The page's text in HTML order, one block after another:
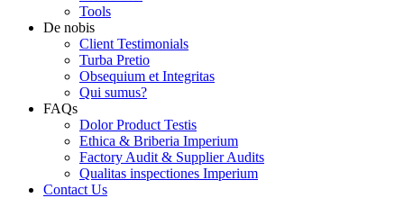
Tools
De nobis
Client Testimonials
Turba Pretio
Obsequium et Integritas
Qui sumus?
FAQs
Dolor Product Testis
Ethica & Briberia Imperium
Factory Audit & Supplier Audits
Qualitas inspectiones Imperium
Contact Us